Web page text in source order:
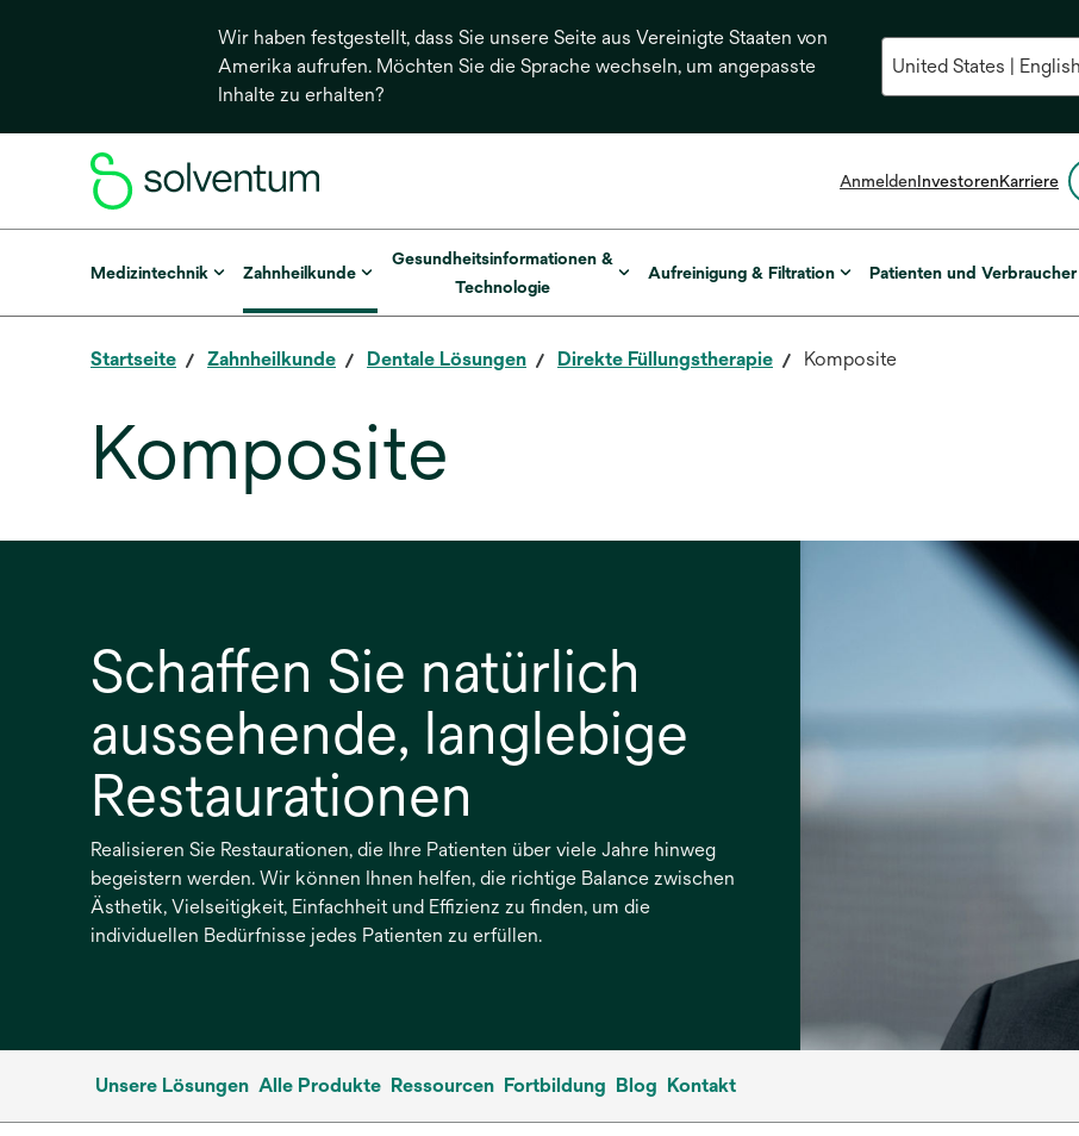
Wir haben festgestellt, dass Sie unsere Seite aus Vereinigte Staaten von
Amerika aufrufen. Möchten Sie die Sprache wechseln, um angepasste
Inhalte zu erhalten?
AnmeldenInvestorenKarriere
Medizintechnik Zahnheilkunde
Gesundheitsinformationen &
Technologie
Aufreinigung & Filtration Patienten und Verbraucher
Startseite Zahnheilkunde Dentale Lösungen Direkte Füllungstherapie Komposite
Komposite
Schaffen Sie natürlich
aussehende, langlebige
Restaurationen
Realisieren Sie Restaurationen, die Ihre Patienten über viele Jahre hinweg
begeistern werden. Wir können Ihnen helfen, die richtige Balance zwischen
Ästhetik, Vielseitigkeit, Einfachheit und Effizienz zu finden, um die
individuellen Bedürfnisse jedes Patienten zu erfüllen.
Unsere Lösungen Alle Produkte Ressourcen Fortbildung Blog Kontakt